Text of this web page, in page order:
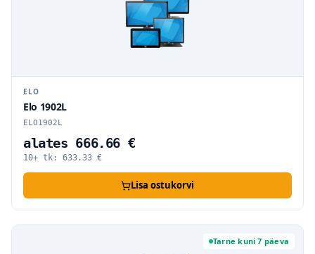
ELO
Elo 1902L
ELO1902L
alates 666.66 €
10+ tk: 633.33 €
Lisa ostukorvi
Tarne kuni 7 päeva